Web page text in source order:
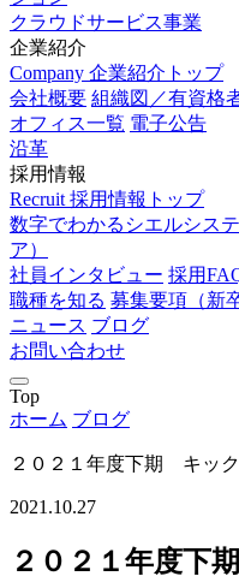
クラウドサービス事業
企業紹介
Company 企業紹介トップ
会社概要 組織図／有資格
オフィス一覧 電子公告
沿革
採用情報
Recruit 採用情報トップ
数字でわかるシエルシス
ア）
社員インタビュー 採用
職種を知る 募集要項（新
ニュース ブログ
お問い合わせ
Top
ホーム ブログ
２０２１年度下期 キッ
2021.10.27
２０２１年度下